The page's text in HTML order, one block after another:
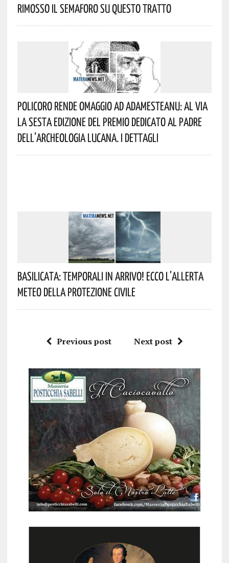
Rimosso Il Semaforo Su Questo Tratto
Policoro Rende Omaggio Ad Adamesteanu: Al Via
La Sesta Edizione Del Premio Dedicato Al Padre
Dell’archeologia Lucana. I Dettagli
Basilicata: Temporali In Arrivo! Ecco L’allerta
Meteo Della Protezione Civile
Previous post Next post